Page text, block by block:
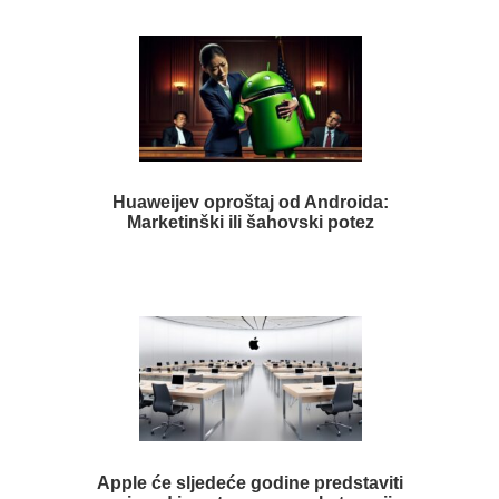
Huaweijev oproštaj od Androida:
Marketinški ili šahovski potez
Apple će sljedeće godine predstaviti